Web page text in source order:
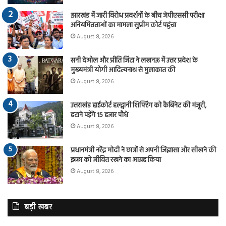
झारखंड में जारी विरोध प्रदर्शनों के बीच जेपीएससी परीक्षा
अनियमितताओं का मामला सुप्रीम कोर्ट पहुंचा
August 8, 2026
सनी देओल और प्रीति जिंटा ने लखनऊ में उत्तर प्रदेश के
मुख्यमंत्री योगी आदित्यनाथ से मुलाकात की
August 8, 2026
उत्तराखंड हाईकोर्ट हल्द्वानी शिफ्टिंग को कैबिनेट की मंजूरी,
हटाने पड़ेंगे 15 हजार पौधे
August 8, 2026
प्रधानमंत्री नरेंद्र मोदी ने छात्रों से अपनी जिज्ञासा और सीखने की
इच्छा को जीवित रखने का आग्रह किया
August 8, 2026
बड़ी खबर